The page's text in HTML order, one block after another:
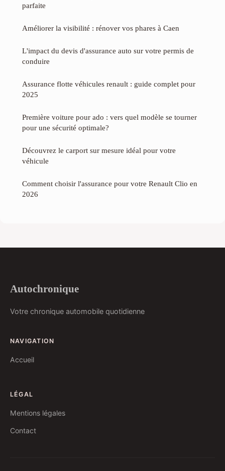
parfaite
Améliorer la visibilité : rénover vos phares à Caen
L'impact du devis d'assurance auto sur votre permis de
conduire
Assurance flotte véhicules renault : guide complet pour
2025
Première voiture pour ado : vers quel modèle se tourner
pour une sécurité optimale?
Découvrez le carport sur mesure idéal pour votre
véhicule
Comment choisir l'assurance pour votre Renault Clio en
2026
Autochronique
Votre chronique automobile quotidienne
NAVIGATION
Accueil
LÉGAL
Mentions légales
Contact